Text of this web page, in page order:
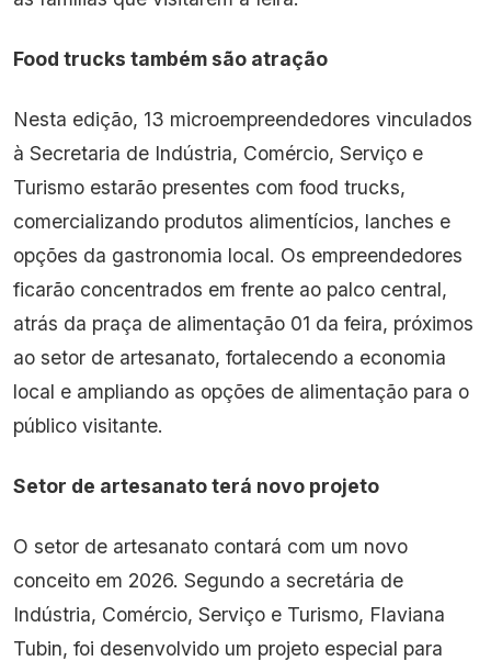
Food trucks também são atração
Nesta edição, 13 microempreendedores vinculados
à Secretaria de Indústria, Comércio, Serviço e
Turismo estarão presentes com food trucks,
comercializando produtos alimentícios, lanches e
opções da gastronomia local. Os empreendedores
ficarão concentrados em frente ao palco central,
atrás da praça de alimentação 01 da feira, próximos
ao setor de artesanato, fortalecendo a economia
local e ampliando as opções de alimentação para o
público visitante.
Setor de artesanato terá novo projeto
O setor de artesanato contará com um novo
conceito em 2026. Segundo a secretária de
Indústria, Comércio, Serviço e Turismo, Flaviana
Tubin, foi desenvolvido um projeto especial para